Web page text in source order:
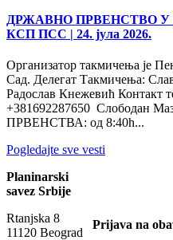
ДРЖАВНО ПРВЕНСТВО
КСП ПСС | 24. јула 2026.
Организатор такмичења је
Сад. Делегат Такмичења:
Радослав Кнежевић Контакт
+381692287650 Слободан
ПРВЕНСТВА: од 8:40h...
Pogledajte sve vesti
Planinarski
savez Srbije
Rtanjska 8
11120 Beograd
Prijava na